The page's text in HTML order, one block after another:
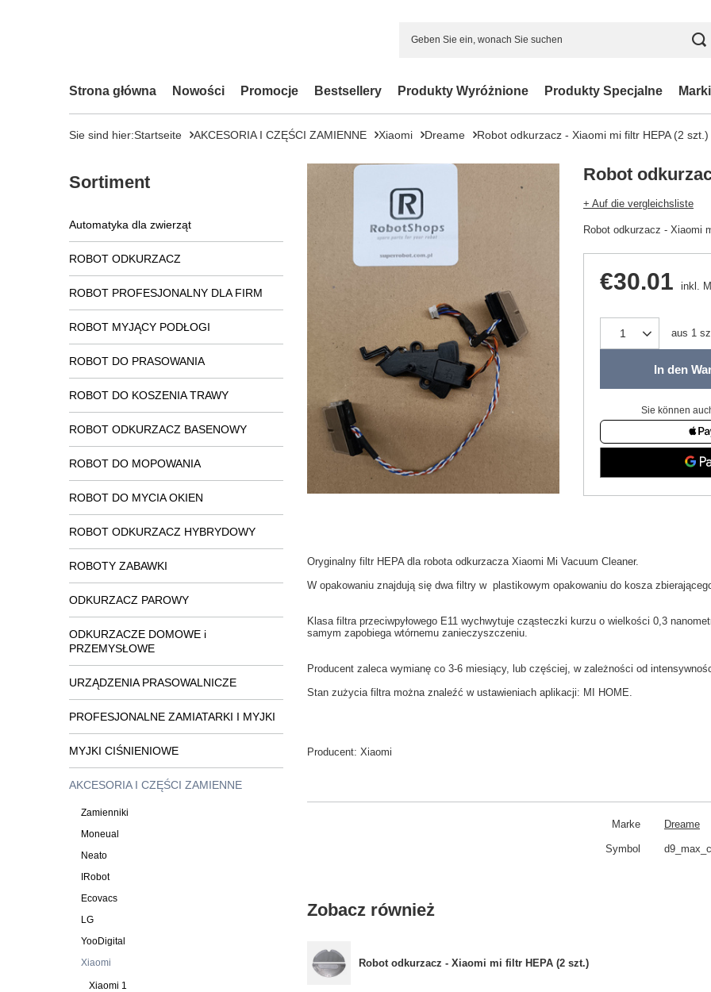
Strona główna Nowości Promocje Bestsellery Produkty Wyróżnione Produkty Specjalne Marki
Sie sind hier:Startseite AKCESORIA I CZĘŚCI ZAMIENNE Xiaomi Dreame Robot odkurzacz - Xiaomi mi filtr HEPA (2 szt.)
Sortiment
Automatyka dla zwierząt
ROBOT ODKURZACZ
ROBOT PROFESJONALNY DLA FIRM
ROBOT MYJĄCY PODŁOGI
ROBOT DO PRASOWANIA
ROBOT DO KOSZENIA TRAWY
ROBOT ODKURZACZ BASENOWY
ROBOT DO MOPOWANIA
ROBOT DO MYCIA OKIEN
ROBOT ODKURZACZ HYBRYDOWY
ROBOTY ZABAWKI
ODKURZACZ PAROWY
ODKURZACZE DOMOWE i
PRZEMYSŁOWE
URZĄDZENIA PRASOWALNICZE
PROFESJONALNE ZAMIATARKI I MYJKI
MYJKI CIŚNIENIOWE
AKCESORIA I CZĘŚCI ZAMIENNE
Zamienniki
Moneual
Neato
IRobot
Ecovacs
LG
YooDigital
Xiaomi
Xiaomi 1
Robot
+ Auf die vergleichsliste
Robot odkurzacz - Xiaomi
€30.01 inkl.
aus 1
In den
Sie können
Oryginalny filtr HEPA dla robota odkurzacza Xiaomi Mi Vacuum Cleaner.
W opakowaniu znajdują się dwa filtry w plastikowym opakowaniu do kosza
Klasa filtra przeciwpyłowego E11 wychwytuje cząsteczki kurzu o wielkości 0,3
samym zapobiega wtórnemu zanieczyszczeniu.
Producent zaleca wymianę co 3-6 miesiący, lub częściej, w zależności od
Stan zużycia filtra można znaleźć w ustawieniach aplikacji: MI HOME.
Producent: Xiaomi
Marke Dreame
Symbol
Zobacz również
Robot odkurzacz - Xiaomi mi filtr HEPA (2 szt.)